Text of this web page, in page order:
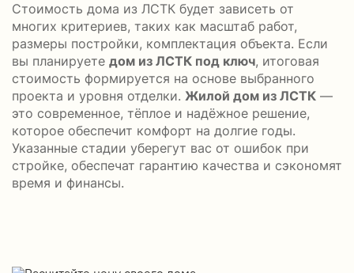
Стоимость дома из ЛСТК будет зависеть от
многих критериев, таких как масштаб работ,
размеры постройки, комплектация объекта. Если
вы планируете дом из ЛСТК под ключ, итоговая
стоимость формируется на основе выбранного
проекта и уровня отделки. Жилой дом из ЛСТК —
это современное, тёплое и надёжное решение,
которое обеспечит комфорт на долгие годы.
Указанные стадии уберегут вас от ошибок при
стройке, обеспечат гарантию качества и сэкономят
время и финансы.